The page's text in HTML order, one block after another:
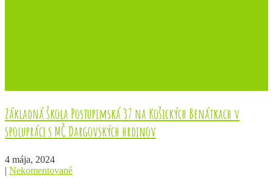
Základná škola Postupimská 37 na Košických Benátkach v
spolupráci s MČ Dargovských hrdinov
4 mája, 2024
| Nekomentované